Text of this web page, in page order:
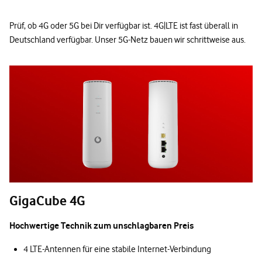
Prüf, ob 4G oder 5G bei Dir verfügbar ist. 4G|LTE ist fast überall in
Deutschland verfügbar. Unser 5G-Netz bauen wir schrittweise aus.
GigaCube 4G
Hochwertige Technik zum unschlagbaren Preis
4 LTE-Antennen für eine stabile Internet-Verbindung